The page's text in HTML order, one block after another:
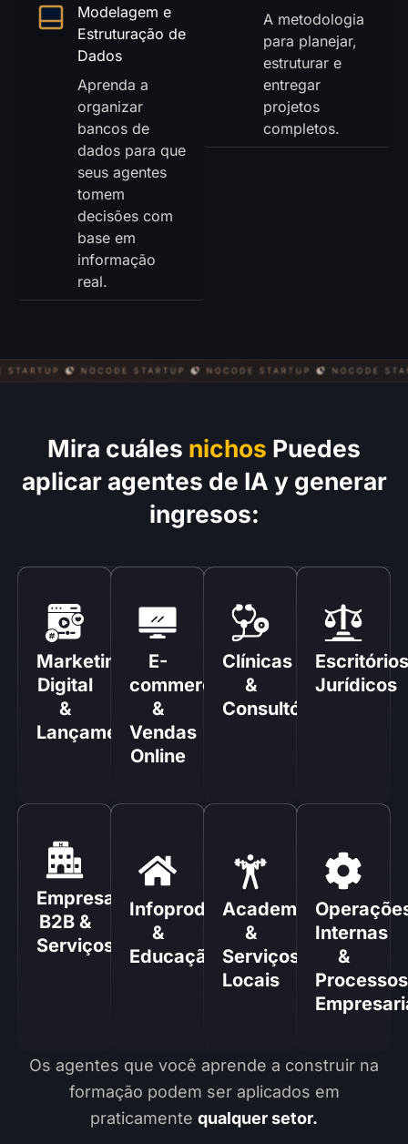
Modelagem e
Estruturação de
Dados
Aprenda a
organizar
bancos de
dados para que
seus agentes
tomem
decisões com
base em
informação
real.
A metodologia
para planejar,
estruturar e
entregar
projetos
completos.
Mira cuáles nichos Puedes
aplicar agentes de IA y generar
ingresos:
Marketing
Digital
&
Lançamentos
E-
commerce
&
Vendas
Online
Clínicas
&
Consultórios
Escritórios
Jurídicos
Empresas
B2B &
Serviços
Infoprodutores
&
Educação
Academias
&
Serviços
Locais
Internas
&
Processos
Os agentes que você aprende a construir na
formação podem ser aplicados em
praticamente qualquer setor.